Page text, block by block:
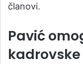
članovi.
Pavić